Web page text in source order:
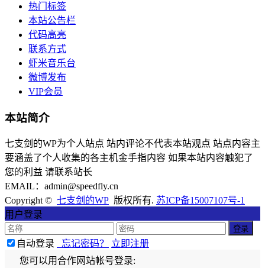
热门标签
本站公告栏
代码高亮
联系方式
虾米音乐台
微博发布
VIP会员
本站简介
七支剑的WP为个人站点 站内评论不代表本站观点 站点内容主
要涵盖了个人收集的各主机金手指内容 如果本站内容触犯了
您的利益 请联系站长
EMAIL：admin@speedfly.cn
Copyright © 七支剑的WP 版权所有. 苏ICP备15007107号-1
用户登录
自动登录 忘记密码？
立即注册
您可以用合作网站帐号登录: